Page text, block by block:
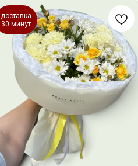
доставка
30 минут